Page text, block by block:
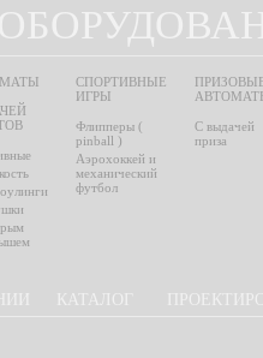
СПОРТИВНЫЕ
ИГРЫ
Флипперы (
pinball )
Аэрохоккей и
механический
футбол
С выдачей
приза
КАТАЛОГ